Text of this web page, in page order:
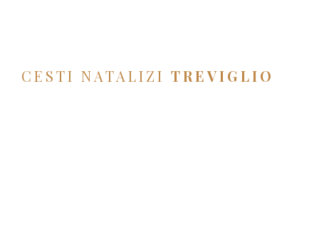
CESTI NATALIZI TREVIGLIO